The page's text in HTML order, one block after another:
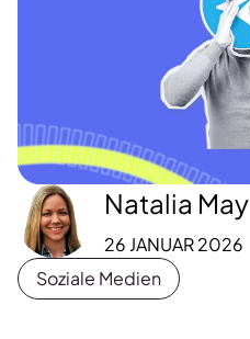
Natalia May
26 JANUAR 2026
Soziale Medien